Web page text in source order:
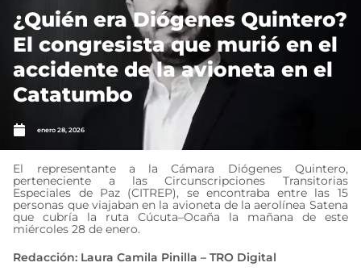
¿Quién era Diógenes Quintero?
El congresista que murió en el
accidente de la avioneta en el
Catatumbo
enero 28, 2026
El representante a la Cámara Diógenes Quintero,
perteneciente a las Circunscripciones Transitorias
Especiales de Paz (CITREP), se encontraba entre las 15
personas que viajaban en la avioneta de la aerolínea Satena
que cubría la ruta Cúcuta–Ocaña la mañana de este
miércoles 28 de enero.
Redacción: Laura Camila Pinilla – TRO Digital